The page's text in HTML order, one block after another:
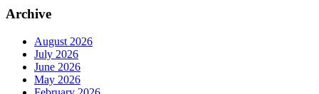
Archive
August 2026
July 2026
June 2026
May 2026